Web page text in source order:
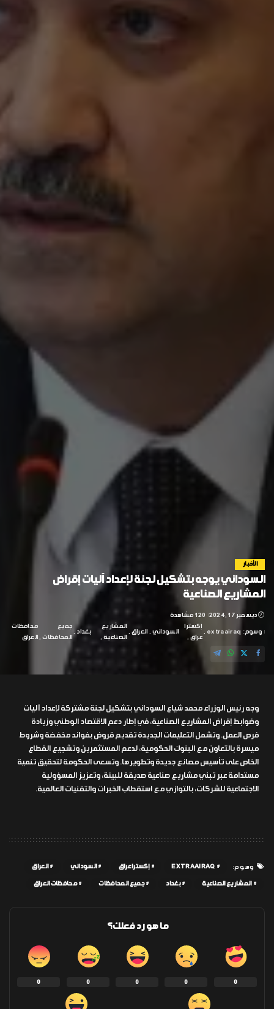
الأخبار
السوداني يوجه بتشكيل لجنة لإعداد آليات إقراض
المشاريع الصناعية
ديسمبر 17, 2024 120 مشاهدة
وسوم: extraairaq
إكسترا
عراق
السوداني العراق
المشاريع
الصناعية
بغداد
جميع
المحافظات
محافظات
العراق
وجه رئيس الوزراء محمد شياع السوداني بتشكيل لجنة مشتركة لإعداد آليات
وضوابط إقراض المشاريع الصناعية، في إطار دعم الاقتصاد الوطني وزيادة
فرص العمل. وتشمل التعليمات الجديدة تقديم قروض بفوائد مخفضة وشروط
ميسرة بالتعاون مع البنوك الحكومية، لدعم المستثمرين وتشجيع القطاع
الخاص على تأسيس مصانع جديدة وتطويرها. وتسعى الحكومة لتحقيق تنمية
مستدامة عبر تبني مشاريع صناعية صديقة للبيئة، وتعزيز المسؤولية
الاجتماعية للشركات، بالتوازي مع استقطاب الخبرات والتقنيات العالمية.
وسوم: EXTRAAIRAQ إكسترا عراق السوداني العراق
المشاريع الصناعية بغداد جميع المحافظات محافظات العراق
ما هو رد فعلك؟
0
0
0
0
0